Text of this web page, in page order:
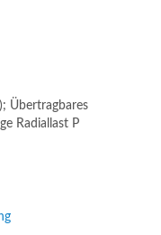
Übertragbares
Radiallast P